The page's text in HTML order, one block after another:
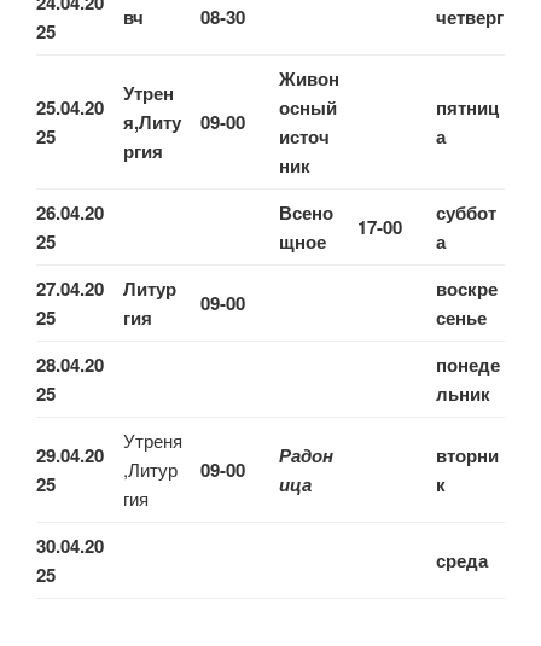
25
вч 08-30 четверг
25.04.20
25
Утрен
я,Литу
ргия
09-00
Живон
осный
источ
ник
пятниц
а
26.04.20
25
Всено
щное
17-00
суббот
а
27.04.20
25
Литур
гия
09-00
воскре
сенье
28.04.20
25
понеде
льник
29.04.20
25
Утреня
,Литур
гия
09-00
Радон
ица
вторни
к
30.04.20
25
среда